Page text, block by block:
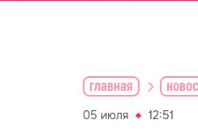
главная
05 июля 12:51